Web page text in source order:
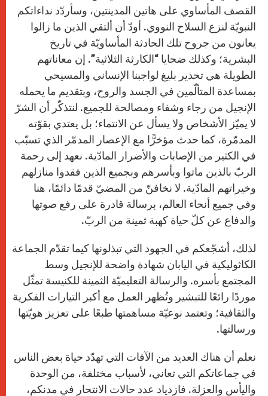
القصف المأساوي على هاتين المدينتين، وسأردّد نداءاتكم
النبويّة لنزع السلاح النووي. أودّ أن ألتقي الذين ما زالوا
يعانون من جروح تلك الحادثة المأساويّة في تاريخ
البشرية؛ وكذلك ضحايا “الكارثة الثلاثية”. إن معاناتهم
الطويلة هي تحذير بليغ لواجبنا الإنساني والمسيحي
بمساعدة المتألّمين في الجسد والروح، وبتقديم ما يحمله
الإنجيل من رجاء وشفاء ومصالحة للجميع. لنتذكّر أن الشرّ
لا يميّز الأشخاص ولا يسأل عن الانتماء؛ بل يعتدي بقوّته
المدمّرة، كما حدث مؤخرًّا مع الإعصار المدمّر الذي تسبّب
في الكثير من الإصابات والأضرار المادّية. نعهد إلى رحمة
الربّ بالذين ماتوا وبأسرهم وبجميع الذين فقدوا منازلهم
وخيراتهم المادّية. لا نخافنّ من المضيّ قدمًا دائمًا، هنا
وفي جميع أنحاء العالم، برسالة قادرة على رفع صوتها
والدفاع عن كلّ حياة كهبة ثمينة من الربّ.
لذلك، أشجّعكم في الجهود التي تبذلونها كيما تقدّم الجماعة
الكاثوليكية في اليابان شهادة واضحة للإنجيل وسط
المجتمع بأسره. والرسالة التعليميّة الثمينة للكنيسة تمثّل
موردًا رائعًا للتبشير وتُظهر العمل مع أكبر التيارات الفكرية
والثقافية؛ وتعتمد نوعيّة مساهمتها طبعًا على تعزيز هويّتها
ورسالتها.
نعلم أن هناك العديد من الآفات التي تهدّد حياة بعض الناس
في جماعاتكم التي تعاني، لأسباب مختلفة، من الوحدة
واليأس والعزلة. فازدياد عدد حالات الانتحار في مدنكم،